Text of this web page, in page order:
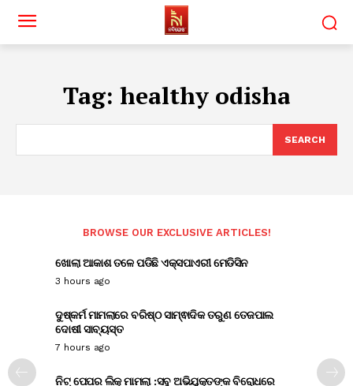
Tag: healthy odisha
SEARCH
BROWSE OUR EXCLUSIVE ARTICLES!
ଖୋଲା ଆକାଶ ତଳେ ପଡିଛି ଏକ୍ସପାଏରୀ ମେଡିସିନ
3 hours ago
ଦୁଷ୍କର୍ମ ମାମଲାରେ ବରିଷ୍ଠ ସାମ୍ଵାଦିକ ତରୁଣ ତେଜପାଲ
ଦୋଷୀ ସାବ୍ୟସ୍ତ
7 hours ago
ନିଟ୍ ପେପର ଲିକ୍ ମାମଲା :ସବୁ ଅଭିଯୁକ୍ତଙ୍କ ବିରୋଧରେ